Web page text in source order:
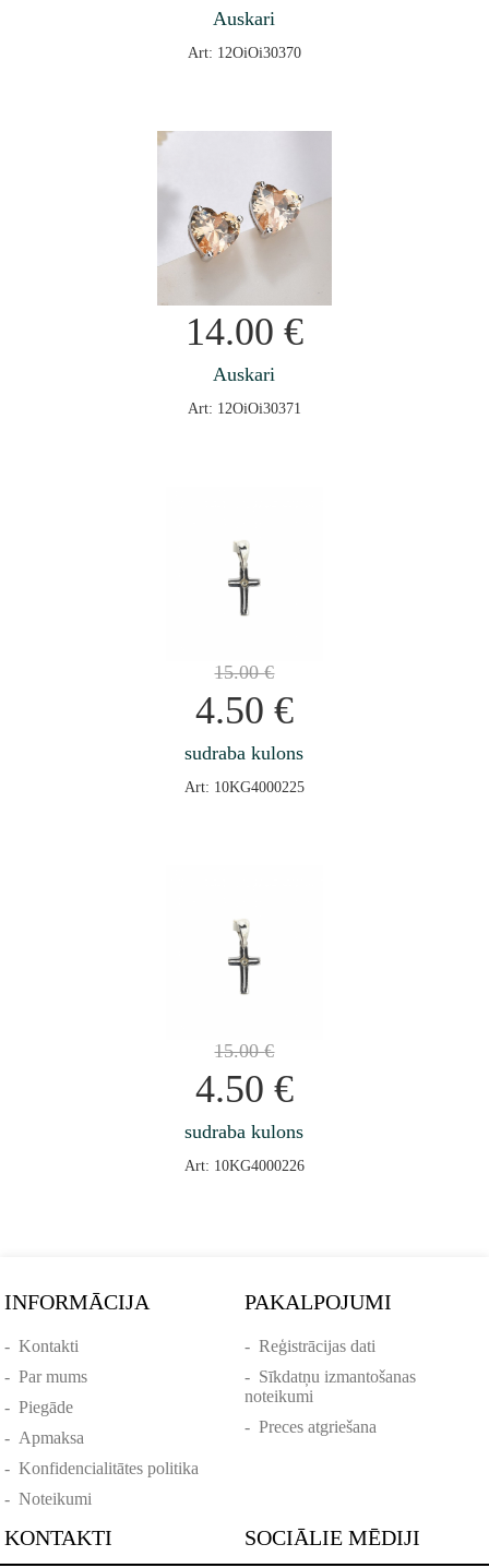
Auskari
Art: 12OiOi30370
14.00 €
Auskari
Art: 12OiOi30371
15.00€
4.50 €
sudraba kulons
Art: 10KG4000225
15.00€
4.50 €
sudraba kulons
Art: 10KG4000226
INFORMĀCIJA
-Kontakti
-Par mums
-Piegāde
- Apmaksa
-Konfidencialitātes politika
-Noteikumi
PAKALPOJUMI
- Reģistrācijas dati
- Sīkdatņu izmantošanas
noteikumi
- Preces atgriešana
KONTAKTI SOCIĀLIE MĒDIJI